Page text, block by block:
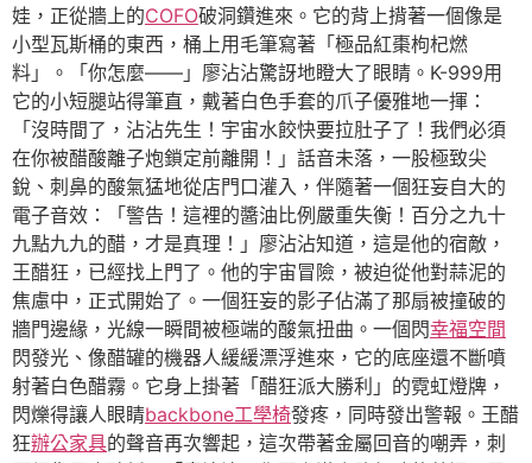
娃，正從牆上的COFO破洞鑽進來。它的背上揹著一個像是
小型瓦斯桶的東西，桶上用毛筆寫著「極品紅棗枸杞燃
料」。「你怎麼——」廖沾沾驚訝地瞪大了眼睛。K-999用
它的小短腿站得筆直，戴著白色手套的爪子優雅地一揮：
「沒時間了，沾沾先生！宇宙水餃快要拉肚子了！我們必須
在你被醋酸離子炮鎖定前離開！」話音未落，一股極致尖
銳、刺鼻的酸氣猛地從店門口灌入，伴隨著一個狂妄自大的
電子音效：「警告！這裡的醬油比例嚴重失衡！百分之九十
九點九九的醋，才是真理！」廖沾沾知道，這是他的宿敵，
王醋狂，已經找上門了。他的宇宙冒險，被迫從他對蒜泥的
焦慮中，正式開始了。一個狂妄的影子佔滿了那扇被撞破的
牆門邊緣，光線一瞬間被極端的酸氣扭曲。一個閃幸福空間
閃發光、像醋罐的機器人緩緩漂浮進來，它的底座還不斷噴
射著白色醋霧。它身上掛著「醋狂派大勝利」的霓虹燈牌，
閃爍得讓人眼睛backbone工學椅發疼，同時發出警報。王醋
狂辦公家具的聲音再次響起，這次帶著金屬回音的嘲弄，刺